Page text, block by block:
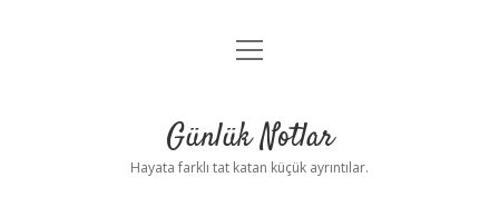
Anasayfa
Yasal Uyarı
menüyü
Günlük Notlar
Hayata farklı tat katan küçük ayrıntılar.